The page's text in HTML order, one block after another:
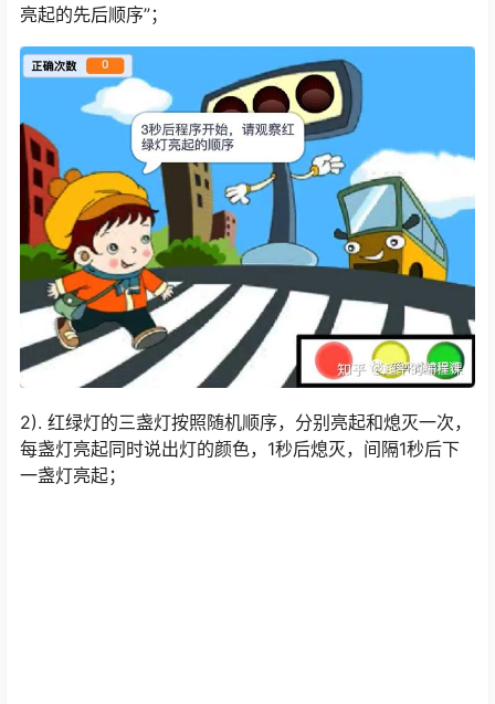
亮起的先后顺序”；
2). 红绿灯的三盏灯按照随机顺序，分别亮起和熄灭一次，
每盏灯亮起同时说出灯的颜色，1秒后熄灭，间隔1秒后下
一盏灯亮起；